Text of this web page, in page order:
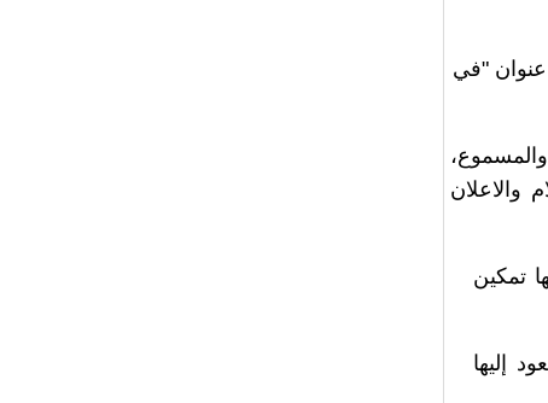
81 منه والتي تحمل عنوان "في
والاعلان
تمكين
إليها